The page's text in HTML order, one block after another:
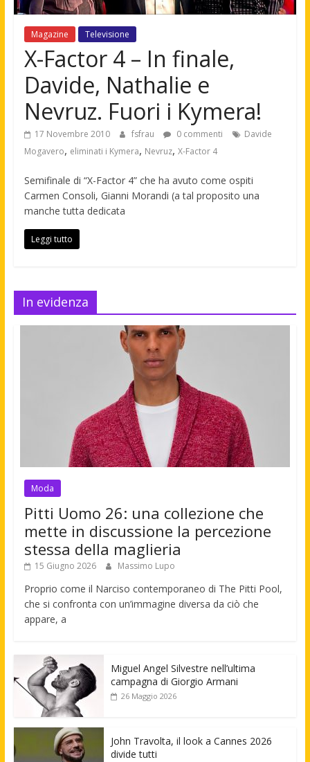
Magazine Televisione
X-Factor 4 – In finale,
Davide, Nathalie e
Nevruz. Fuori i Kymera!
17 Novembre 2010 fsfrau 0 commenti
Davide
Mogavero, eliminati i Kymera, Nevruz, X-Factor 4
Semifinale di “X-Factor 4” che ha avuto come ospiti
Carmen Consoli, Gianni Morandi (a tal proposito una
manche tutta dedicata
Leggi tutto
In evidenza
Moda
Pitti Uomo 26: una collezione che
mette in discussione la percezione
stessa della maglieria
15 Giugno 2026 Massimo Lupo
Proprio come il Narciso contemporaneo di The Pitti Pool,
che si confronta con un’immagine diversa da ciò che
appare, a
Miguel Angel Silvestre nell’ultima
campagna di Giorgio Armani
26 Maggio 2026
John Travolta, il look a Cannes 2026
divide tutti